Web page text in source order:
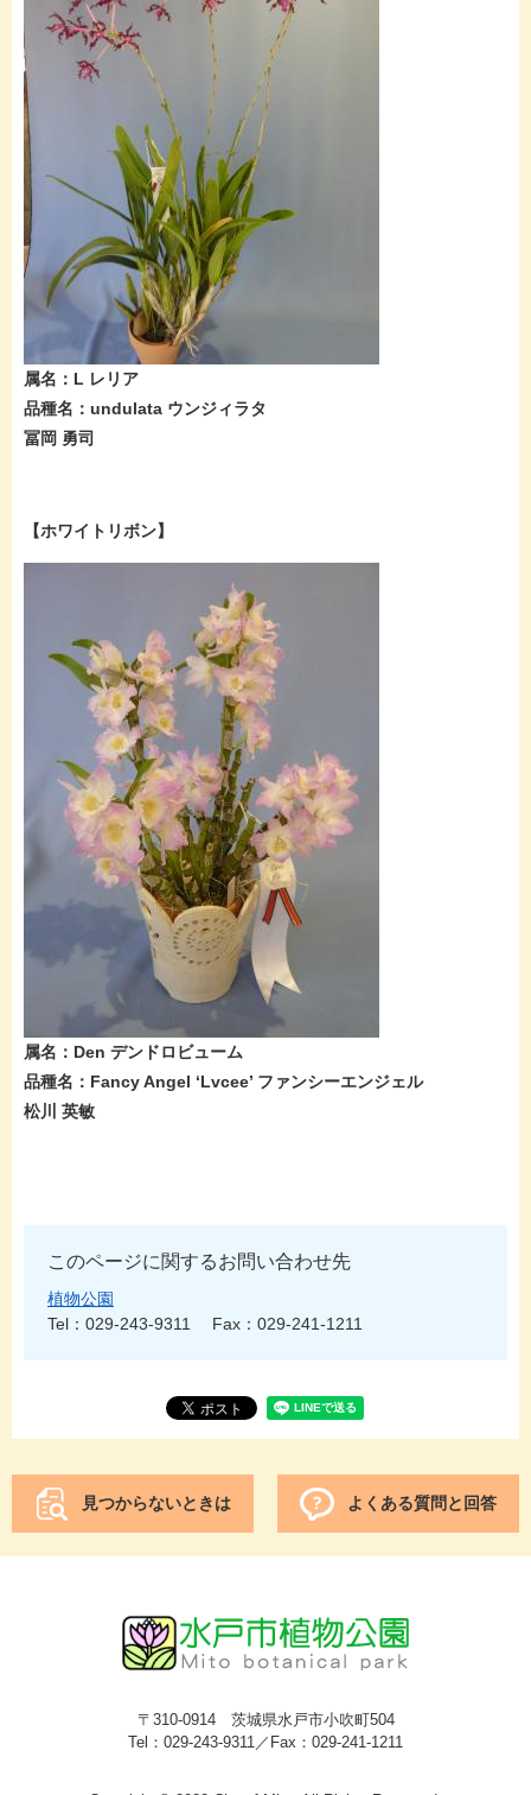
属名：L レリア
品種名：undulata ウンジィラタ
冨岡 勇司
【ホワイトリボン】
属名：Den デンドロビューム
品種名：Fancy Angel ‘Lvcee’ ファンシーエンジェル
松川 英敏
このページに関するお問い合わせ先
植物公園
Tel：029-243-9311
Fax：029-241-1211
見つからないときは よくある質問と回答
〒310-0914 茨城県水戸市小吹町504
Tel：029-243-9311／Fax：029-241-1211